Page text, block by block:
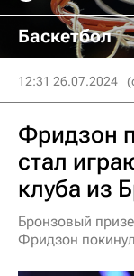
Баскетбол
12:31 26.07.2024
Фридзон
стал
клуба из
Бронзовый
Фридзон